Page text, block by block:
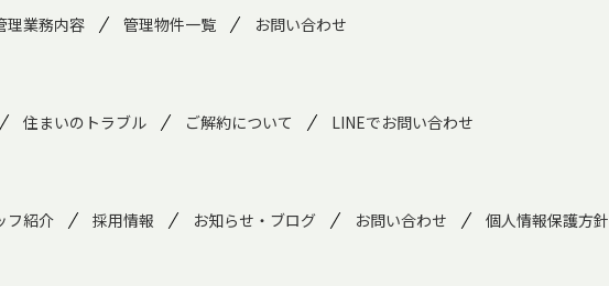
理業務内容 管理物件一覧 お問い合わせ
住まいのトラブル ご解約について LINEでお問い合わせ
フ紹介 採用情報 お知らせ・ブログ お問い合わせ 個人情報保護方針